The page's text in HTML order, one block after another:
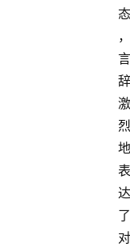
态
，
言
辞
激
烈
地
表
达
了
对